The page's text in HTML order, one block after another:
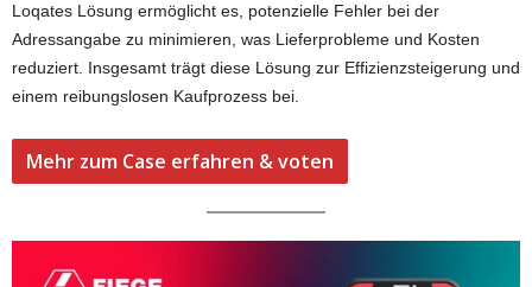
Loqates Lösung ermöglicht es, potenzielle Fehler bei der
Adressangabe zu minimieren, was Lieferprobleme und Kosten
reduziert. Insgesamt trägt diese Lösung zur Effizienzsteigerung und
einem reibungslosen Kaufprozess bei.
Mehr zum Case erfahren & voten